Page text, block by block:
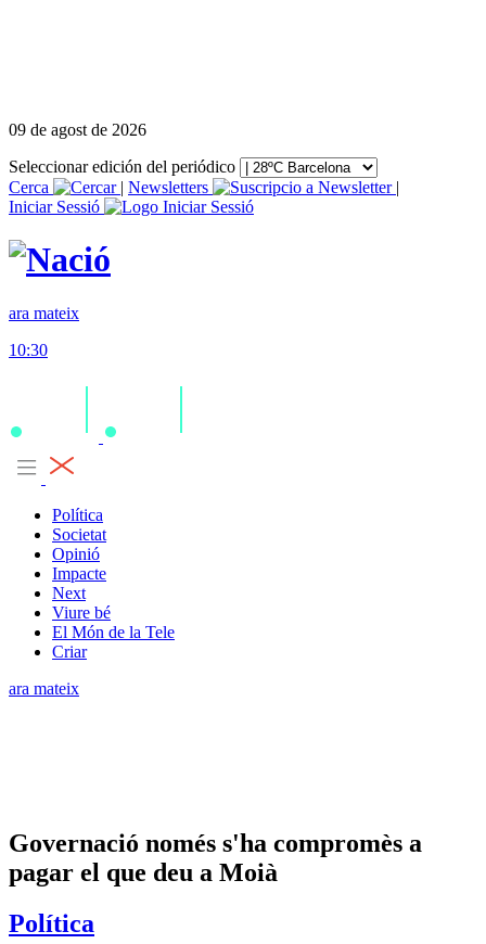
09 de agost de 2026
Seleccionar edición del periódico
Cerca
| Newsletters
|
Iniciar Sessió
ara mateix
10:30
Política
Societat
Opinió
Impacte
Next
Viure bé
El Món de la Tele
Criar
ara mateix
Governació només s'ha compromès a
pagar el que deu a Moià
Política